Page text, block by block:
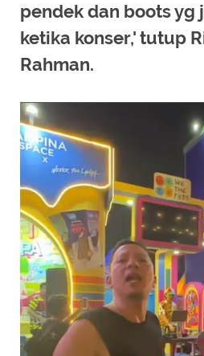
pendek dan boots yg
ketika konser,' tutup
Rahman.